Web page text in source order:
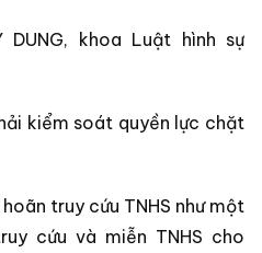
DUNG, khoa Luật hình sự
kiểm soát quyền lực chặt
truy cứu TNHS như một
cứu và miễn TNHS cho